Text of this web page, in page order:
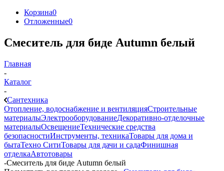
Корзина0
Отложенные0
Смеситель для биде Autumn белый
Главная
-
Каталог
-
Сантехника
Отопление, водоснабжение и вентиляцияСтроительные
материалыЭлектрооборудованиеДекоративно-отделочные
материалыОсвещениеТехнические средства
безопасностиИнструменты, техникаТовары для дома и
бытаТехно СитиТовары для дачи и садаФинишная
отделкаАвтотовары
-Смеситель для биде Autumn белый